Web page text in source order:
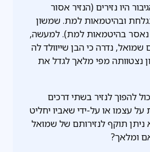
היו נזירים (הנזיר אסור
ובהיטמאות למת. שמשון
נאסר בהיטמאות למת). למעשה,
שמואל, נדרה כי הבן שייוולד לה
נצטוותה מפי מלאך לגדל את
להפוך לנזיר בשתי דרכים
עצמו או על-ידי שאביו יחליט
ניתן תוקף לנזירותם של שמואל
ומלאך?